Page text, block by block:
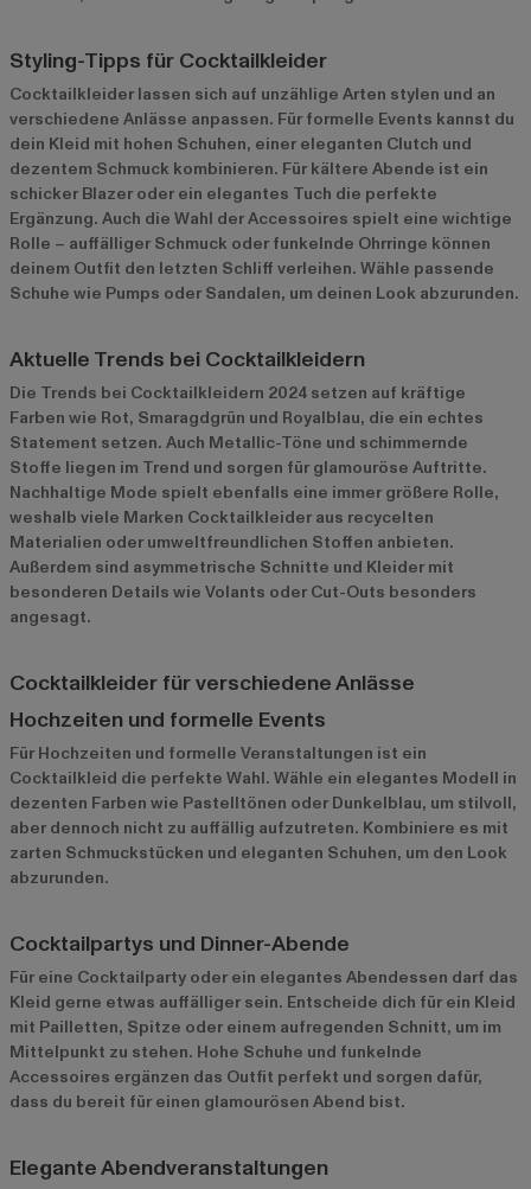
Styling-Tipps für Cocktailkleider
Cocktailkleider lassen sich auf unzählige Arten stylen und an
verschiedene Anlässe anpassen. Für formelle Events kannst du
dein Kleid mit hohen Schuhen, einer eleganten Clutch und
dezentem Schmuck kombinieren. Für kältere Abende ist ein
schicker Blazer oder ein elegantes Tuch die perfekte
Ergänzung. Auch die Wahl der Accessoires spielt eine wichtige
Rolle – auffälliger Schmuck oder funkelnde Ohrringe können
deinem Outfit den letzten Schliff verleihen. Wähle passende
Schuhe wie Pumps oder Sandalen, um deinen Look abzurunden.
Aktuelle Trends bei Cocktailkleidern
Die Trends bei Cocktailkleidern 2024 setzen auf kräftige
Farben wie Rot, Smaragdgrün und Royalblau, die ein echtes
Statement setzen. Auch Metallic-Töne und schimmernde
Stoffe liegen im Trend und sorgen für glamouröse Auftritte.
Nachhaltige Mode spielt ebenfalls eine immer größere Rolle,
weshalb viele Marken Cocktailkleider aus recycelten
Materialien oder umweltfreundlichen Stoffen anbieten.
Außerdem sind asymmetrische Schnitte und Kleider mit
besonderen Details wie Volants oder Cut-Outs besonders
angesagt.
Cocktailkleider für verschiedene Anlässe
Hochzeiten und formelle Events
Für Hochzeiten und formelle Veranstaltungen ist ein
Cocktailkleid die perfekte Wahl. Wähle ein elegantes Modell in
dezenten Farben wie Pastelltönen oder Dunkelblau, um stilvoll,
aber dennoch nicht zu auffällig aufzutreten. Kombiniere es mit
zarten Schmuckstücken und eleganten Schuhen, um den Look
abzurunden.
Cocktailpartys und Dinner-Abende
Für eine Cocktailparty oder ein elegantes Abendessen darf das
Kleid gerne etwas auffälliger sein. Entscheide dich für ein Kleid
mit Pailletten, Spitze oder einem aufregenden Schnitt, um im
Mittelpunkt zu stehen. Hohe Schuhe und funkelnde
Accessoires ergänzen das Outfit perfekt und sorgen dafür,
dass du bereit für einen glamourösen Abend bist.
Elegante Abendveranstaltungen